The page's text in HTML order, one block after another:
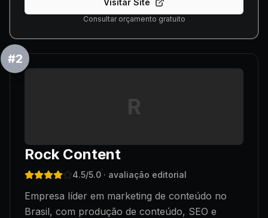
Visitar Site
Consultar orçamento gratuito
#2
R
Rock Content
4.5/5.0 · avaliação editorial
Empresa líder em marketing de conteúdo no
Brasil, com produção de conteúdo, SEO e